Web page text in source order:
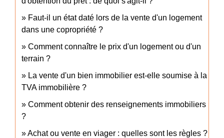
Faut-il un état daté lors de la vente d'un logement
dans une copropriété ?
Comment connaître le prix d'un logement ou d'un
terrain ?
La vente d'un bien immobilier est-elle soumise à la
TVA immobilière ?
Comment obtenir des renseignements immobiliers
?
Achat ou vente en viager : quelles sont les règles ?